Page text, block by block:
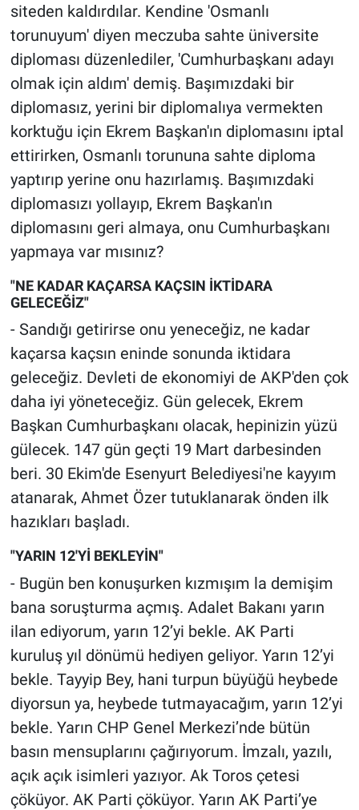
siteden kaldırdılar. Kendine 'Osmanlı
torunuyum' diyen meczuba sahte üniversite
diploması düzenlediler, 'Cumhurbaşkanı adayı
olmak için aldım' demiş. Başımızdaki bir
diplomasız, yerini bir diplomalıya vermekten
korktuğu için Ekrem Başkan'ın diplomasını iptal
ettirirken, Osmanlı torununa sahte diploma
yaptırıp yerine onu hazırlamış. Başımızdaki
diplomasızı yollayıp, Ekrem Başkan'ın
diplomasını geri almaya, onu Cumhurbaşkanı
yapmaya var mısınız?
"NE KADAR KAÇARSA KAÇSIN İKTİDARA
GELECEĞİZ"
- Sandığı getirirse onu yeneceğiz, ne kadar
kaçarsa kaçsın eninde sonunda iktidara
geleceğiz. Devleti de ekonomiyi de AKP'den çok
daha iyi yöneteceğiz. Gün gelecek, Ekrem
Başkan Cumhurbaşkanı olacak, hepinizin yüzü
gülecek. 147 gün geçti 19 Mart darbesinden
beri. 30 Ekim'de Esenyurt Belediyesi'ne kayyım
atanarak, Ahmet Özer tutuklanarak önden ilk
hazıkları başladı.
"YARIN 12'Yİ BEKLEYİN"
- Bugün ben konuşurken kızmışım la demişim
bana soruşturma açmış. Adalet Bakanı yarın
ilan ediyorum, yarın 12’yi bekle. AK Parti
kuruluş yıl dönümü hediyen geliyor. Yarın 12’yi
bekle. Tayyip Bey, hani turpun büyüğü heybede
diyorsun ya, heybede tutmayacağım, yarın 12’yi
bekle. Yarın CHP Genel Merkezi’nde bütün
basın mensuplarını çağırıyorum. İmzalı, yazılı,
açık açık isimleri yazıyor. Ak Toros çetesi
çöküyor. AK Parti çöküyor. Yarın AK Parti’ye